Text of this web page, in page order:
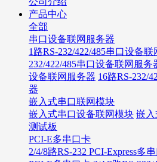
产品中心
全部
串口设备联网服务器
1路RS-232/422/485串口设备
232/422/485串口设备联网服务
设备联网服务器 16路RS-232/
器
嵌入式串口联网模块
嵌入式串口设备联网模块 嵌
测试板
PCI-E多串口卡
2/4/8路RS-232 PCI-Express多